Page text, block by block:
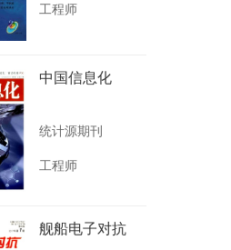
工程师
中国信息化
统计源期刊
工程师
舰船电子对抗